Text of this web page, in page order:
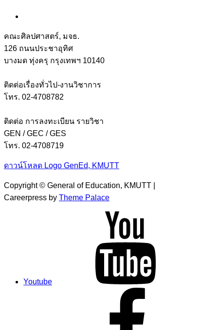
คณะศิลปศาสตร์, มจธ.
126 ถนนประชาอุทิศ
บางมด ทุ่งครุ กรุงเทพฯ 10140
ติดต่อเรื่องทั่วไป-งานวิชาการ
โทร. 02-4708782
ติดต่อ การลงทะเบียน รายวิชา
GEN / GEC / GES
โทร. 02-4708719
ดาวน์โหลด Logo GenEd, KMUTT
Copyright © General of Education, KMUTT |
Careerpress by Theme Palace
Youtube